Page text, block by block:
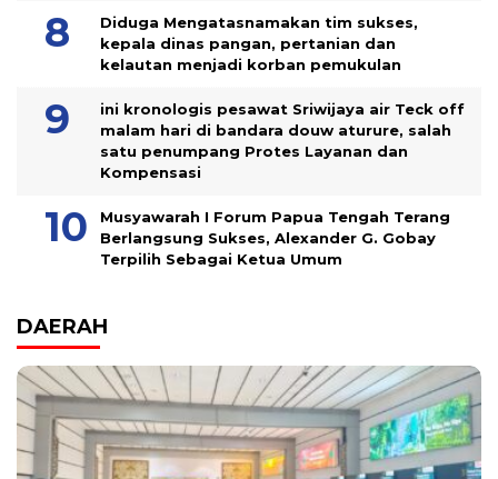
Diduga Mengatasnamakan tim sukses,
kepala dinas pangan, pertanian dan
kelautan menjadi korban pemukulan
ini kronologis pesawat Sriwijaya air Teck off
malam hari di bandara douw aturure, salah
satu penumpang Protes Layanan dan
Kompensasi
Musyawarah I Forum Papua Tengah Terang
Berlangsung Sukses, Alexander G. Gobay
Terpilih Sebagai Ketua Umum
DAERAH